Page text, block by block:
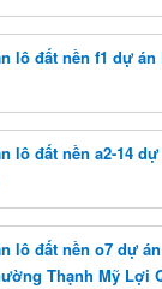
lô đất nền f1 dự án
lô đất nền a2-14
lô đất nền o7 dự
Thạnh Mỹ Lợi